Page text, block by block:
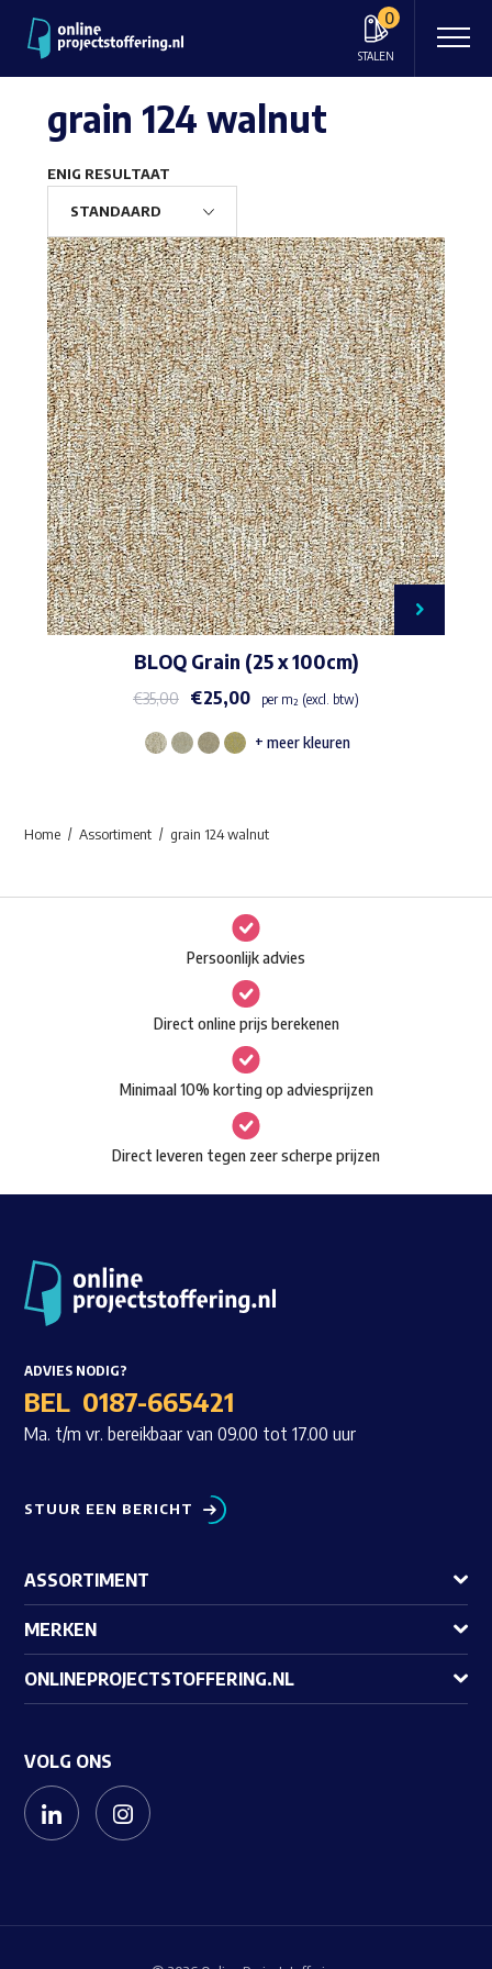
0
STALEN
Waar ben je naar op zoek?
grain 124 walnut
ENIG RESULTAAT
BLOQ Grain (25 x 100cm)
€35,00 €25,00 per m² (excl. btw)
Dit
Deze
optie
kan
gekozen
worden
op
de
productpagina
+ meer kleuren
Home Assortiment grain 124 walnut
Persoonlijk advies
Direct online prijs berekenen
Minimaal 10% korting op adviesprijzen
Direct leveren tegen zeer scherpe prijzen
ADVIES NODIG?
BEL 0187-665421
Ma. t/m vr. bereikbaar van 09.00 tot 17.00 uur
STUUR EEN BERICHT
ASSORTIMENT
MERKEN
ONLINEPROJECTSTOFFERING.NL
VOLG ONS